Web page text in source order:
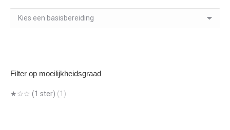
Filter op moeilijkheidsgraad
★☆☆ (1 ster) (1)